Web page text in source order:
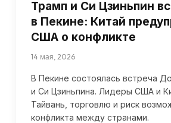
Трамп и Си Цзиньпин
в Пекине: Китай
США о конфликте
14 мая, 2026
В Пекине состоялась встреча
и Си Цзиньпина. Лидеры США и
Тайвань, торговлю и риск
конфликта между странами.